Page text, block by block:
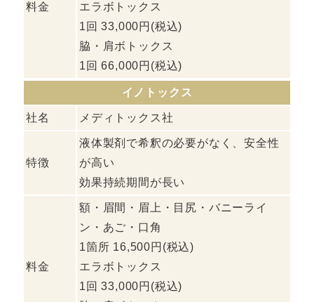
料金
エラボトックス
1回 33,000円(税込)
脇・肩ボトックス
1回 66,000円(税込)
イノトックス
社名 メディトックス社
特徴
液体製剤で希釈の必要がなく、安全性
が高い
効果持続期間が長い
料金
額・眉間・眉上・目尻・バニーライ
ン・あご・口角
1箇所 16,500円(税込)
エラボトックス
1回 33,000円(税込)